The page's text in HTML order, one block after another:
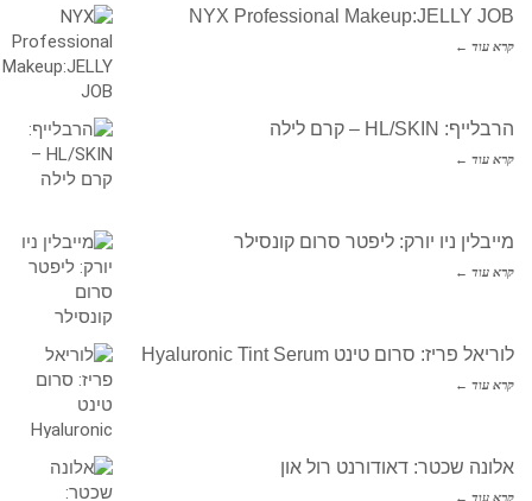
NYX Professional Makeup:JELLY JOB
קרא עוד ←
הרבלייף: HL/SKIN – קרם לילה
קרא עוד ←
מייבלין ניו יורק: ליפטר סרום קונסילר
קרא עוד ←
לוריאל פריז: סרום טינט Hyaluronic Tint Serum
קרא עוד ←
אלונה שכטר: דאודורנט רול און
קרא עוד ←